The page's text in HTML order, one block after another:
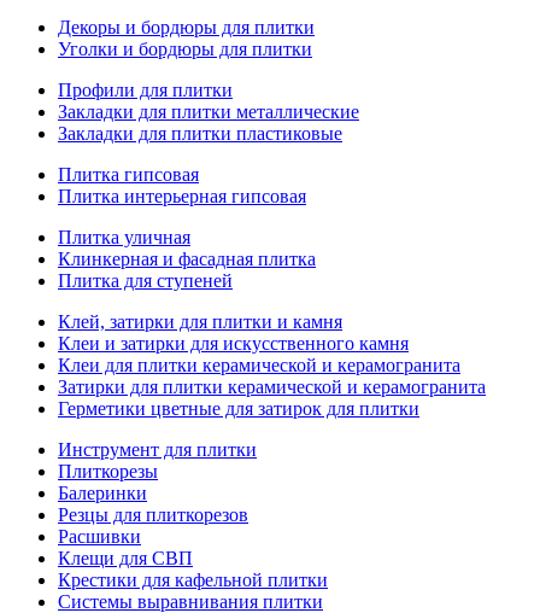
Декоры и бордюры для плитки
Уголки и бордюры для плитки
Профили для плитки
Закладки для плитки металлические
Закладки для плитки пластиковые
Плитка гипсовая
Плитка интерьерная гипсовая
Плитка уличная
Клинкерная и фасадная плитка
Плитка для ступеней
Клей, затирки для плитки и камня
Клеи и затирки для искусственного камня
Клеи для плитки керамической и керамогранита
Затирки для плитки керамической и керамогранита
Герметики цветные для затирок для плитки
Инструмент для плитки
Плиткорезы
Балеринки
Резцы для плиткорезов
Расшивки
Клещи для СВП
Крестики для кафельной плитки
Системы выравнивания плитки